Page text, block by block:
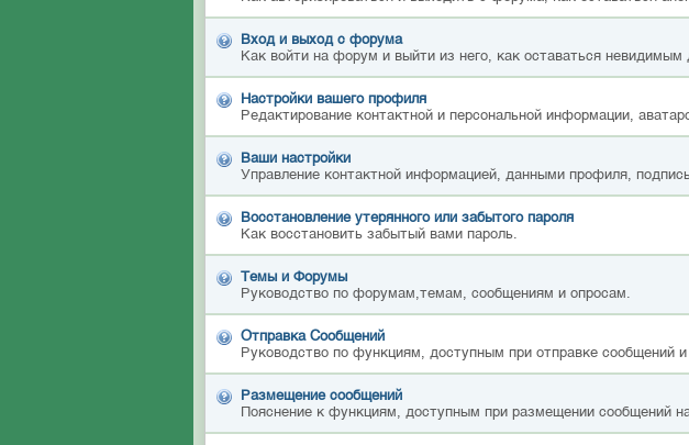
Вход и выход с форума
Как войти на форум и выйти из него, как оставаться
Настройки вашего профиля
Редактирование контактной и персональной информации,
Ваши настройки
Управление контактной информацией, данными профиля,
Восстановление утерянного или забытого пароля
Как восстановить забытый вами пароль.
Темы и Форумы
Руководство по форумам,темам, сообщениям и опросам.
Отправка Сообщений
Руководство по функциям, доступным при отправке сообщений
Размещение сообщений
Пояснение к функциям, доступным при размещении сообщений